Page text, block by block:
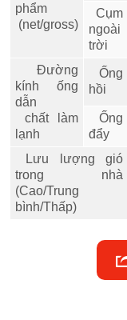
phẩm
(net/gross)
Cụm
ngoài
trời
Đường
kính ống
dẫn
chất làm
lạnh
Ống
hồi
Ống
đẩy
Lưu lượng gió
trong nhà
(Cao/Trung
bình/Thấp)